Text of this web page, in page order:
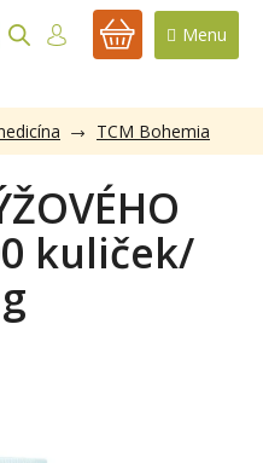
NÁKUPNÍ
TCM Bohemia
kuliček/